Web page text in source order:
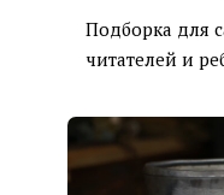
Подборка для
читателей и